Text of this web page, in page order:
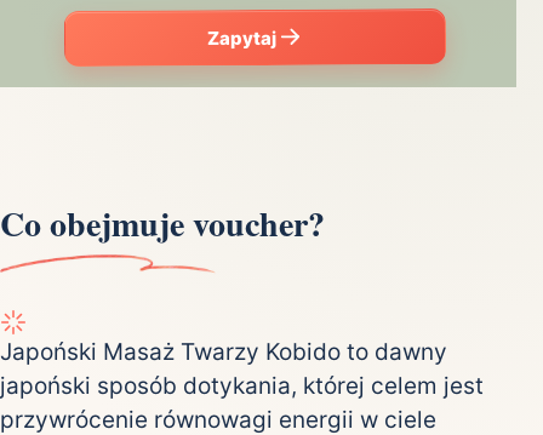
Zapytaj
Co obejmuje voucher?
Japoński Masaż Twarzy Kobido to dawny
japoński sposób dotykania, której celem jest
przywrócenie równowagi energii w ciele